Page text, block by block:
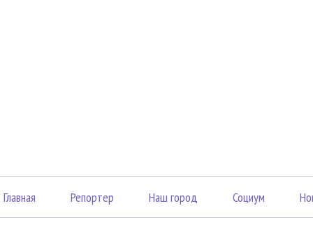
Главная Репортер Наш город Социум